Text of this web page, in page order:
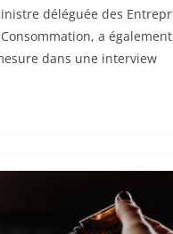
déléguée des
a également
dans une interview